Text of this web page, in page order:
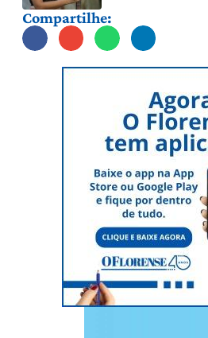
Compartilhe: